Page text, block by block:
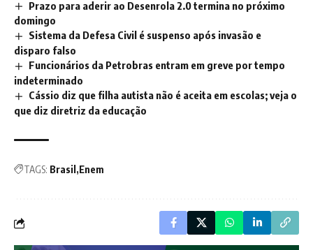
Prazo para aderir ao Desenrola 2.0 termina no próximo
domingo
Sistema da Defesa Civil é suspenso após invasão e
disparo falso
Funcionários da Petrobras entram em greve por tempo
indeterminado
Cássio diz que filha autista não é aceita em escolas; veja o
que diz diretriz da educação
TAGS: Brasil Enem